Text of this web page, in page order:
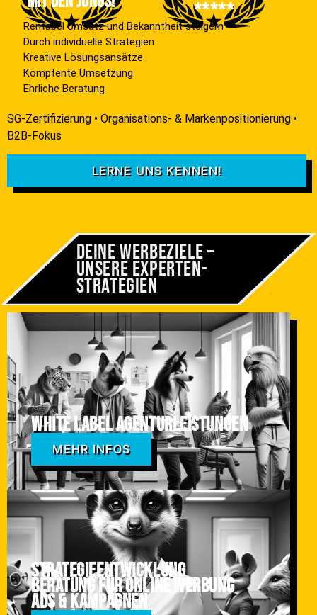
*****
Rentabel Umsatz und Bekanntheit steigern
Durch individuelle Strategien
Kreative Lösungsansätze
Komptente Umsetzung
Ehrliche Beratung
SG-Zertifizierung • Organisations- & Markenpositionierung •
B2B-Fokus
LERNE UNS KENNEN!
Deine Werbeziele –
Unsere Experten­
strategien
White Label Agenturleistungen
MEHR INFOS
Strategieentwicklung
Beratung für online Werbung
ADS & Kampagnen